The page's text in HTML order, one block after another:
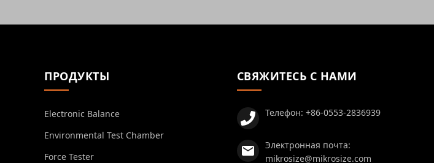
ПРОДУКТЫ
Electronic Balance
Environmental Test Chamber
Force Tester
СВЯЖИТЕСЬ С НАМИ
Телефон: +86-0553-2836939
Электронная почта:
mikrosize@mikrosize.com